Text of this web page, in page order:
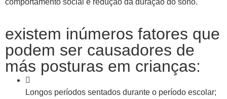
comportamento social e redução da duração do sono.
existem inúmeros fatores que
podem ser causadores de
más posturas em crianças:
Longos períodos sentados durante o período escolar;